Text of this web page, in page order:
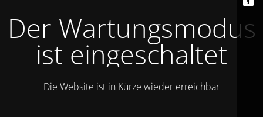
Der Wartungsmodus
ist eingeschaltet
Die Website ist in Kürze wieder erreichbar